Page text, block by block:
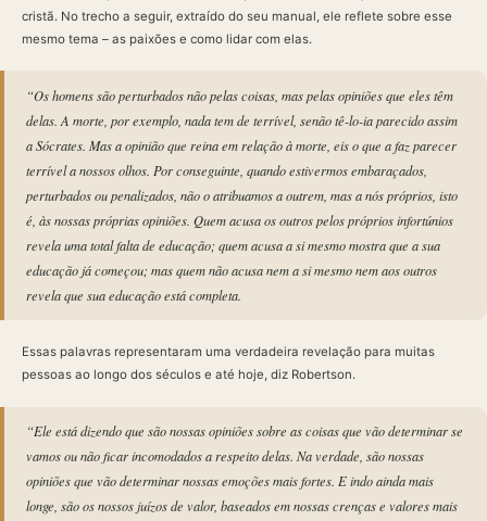
cristã. No trecho a seguir, extraído do seu manual, ele reflete sobre esse
mesmo tema – as paixões e como lidar com elas.
“Os homens são perturbados não pelas coisas, mas pelas opiniões que eles têm
delas. A morte, por exemplo, nada tem de terrível, senão tê-lo-ia parecido assim
a Sócrates. Mas a opinião que reina em relação à morte, eis o que a faz parecer
terrível a nossos olhos. Por conseguinte, quando estivermos embaraçados,
perturbados ou penalizados, não o atribuamos a outrem, mas a nós próprios, isto
é, às nossas próprias opiniões. Quem acusa os outros pelos próprios infortúnios
revela uma total falta de educação; quem acusa a si mesmo mostra que a sua
educação já começou; mas quem não acusa nem a si mesmo nem aos outros
revela que sua educação está completa.
Essas palavras representaram uma verdadeira revelação para muitas
pessoas ao longo dos séculos e até hoje, diz Robertson.
“Ele está dizendo que são nossas opiniões sobre as coisas que vão determinar se
vamos ou não ficar incomodados a respeito delas. Na verdade, são nossas
opiniões que vão determinar nossas emoções mais fortes. E indo ainda mais
longe, são os nossos juízos de valor, baseados em nossas crenças e valores mais